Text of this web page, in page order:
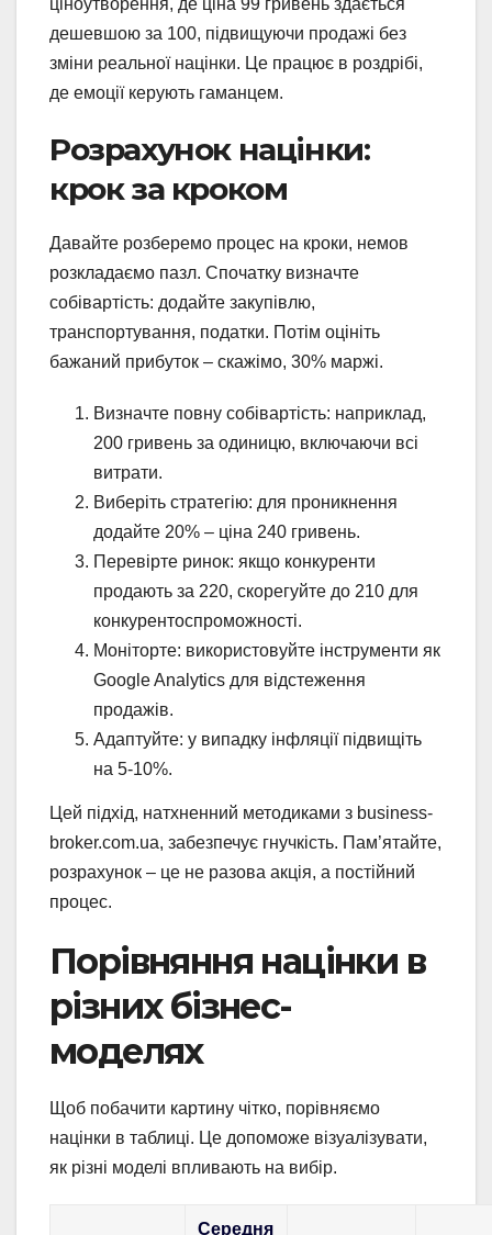
ціноутворення, де ціна 99 гривень здається
дешевшою за 100, підвищуючи продажі без
зміни реальної націнки. Це працює в роздрібі,
де емоції керують гаманцем.
Розрахунок націнки:
крок за кроком
Давайте розберемо процес на кроки, немов
розкладаємо пазл. Спочатку визначте
собівартість: додайте закупівлю,
транспортування, податки. Потім оцініть
бажаний прибуток – скажімо, 30% маржі.
Визначте повну собівартість: наприклад,
200 гривень за одиницю, включаючи всі
витрати.
Виберіть стратегію: для проникнення
додайте 20% – ціна 240 гривень.
Перевірте ринок: якщо конкуренти
продають за 220, скорегуйте до 210 для
конкурентоспроможності.
Моніторте: використовуйте інструменти як
Google Analytics для відстеження
продажів.
Адаптуйте: у випадку інфляції підвищіть
на 5-10%.
Цей підхід, натхненний методиками з business-
broker.com.ua, забезпечує гнучкість. Пам’ятайте,
розрахунок – це не разова акція, а постійний
процес.
Порівняння націнки в
різних бізнес-
моделях
Щоб побачити картину чітко, порівняємо
націнки в таблиці. Це допоможе візуалізувати,
як різні моделі впливають на вибір.
Середня